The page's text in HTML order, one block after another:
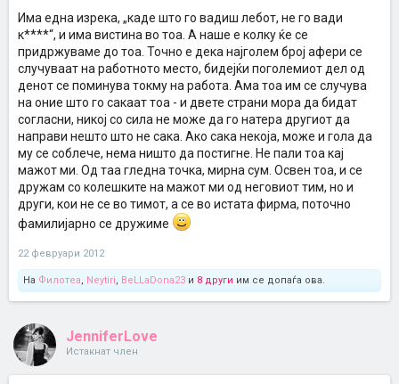
Има една изрека, „каде што го вадиш лебот, не го вади
к****“, и има вистина во тоа. А наше е колку ќе се
придржуваме до тоа. Точно е дека најголем број афери се
случуваат на работното место, бидејќи поголемиот дел од
денот се поминува токму на работа. Ама тоа им се случува
на оние што го сакаат тоа - и двете страни мора да бидат
согласни, никој со сила не може да го натера другиот да
направи нешто што не сака. Ако сака некоја, може и гола да
му се соблече, нема ништо да постигне. Не пали тоа кај
мажот ми. Од таа гледна точка, мирна сум. Освен тоа, и се
дружам со колешките на мажот ми од неговиот тим, но и
други, кои не се во тимот, а се во истата фирма, поточно
фамилијарно се дружиме
22 февруари 2012
На Филотеа, Neytiri, BeLLaDona23 и 8 други им се допаѓа ова.
JenniferLove
Истакнат член